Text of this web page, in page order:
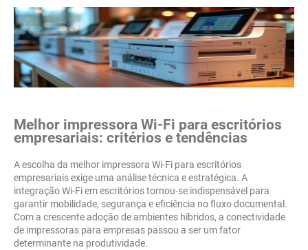
Melhor impressora Wi-Fi para escritórios
empresariais: critérios e tendências
A escolha da melhor impressora Wi-Fi para escritórios
empresariais exige uma análise técnica e estratégica. A
integração Wi-Fi em escritórios tornou-se indispensável para
garantir mobilidade, segurança e eficiência no fluxo documental.
Com a crescente adoção de ambientes híbridos, a conectividade
de impressoras para empresas passou a ser um fator
determinante na produtividade.